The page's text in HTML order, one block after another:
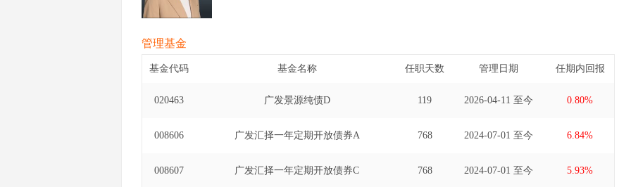
管理基金
基金代码 基金名称 任职天数 管理日期 任期内回报
020463 广发景源纯债D 119 2026-04-11 至今 0.80%
008606 广发汇择一年定期开放债券A 768 2024-07-01 至今 6.84%
008607 广发汇择一年定期开放债券C 768 2024-07-01 至今 5.93%